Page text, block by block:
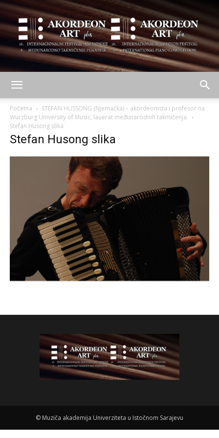
ART
plus
Početna
STEFAN HUSSONG (Njemačka) – akordeonista i profesor na
Würzburg University of Music, lauerat međunarodnih takmičenja.
Stefan Husong slika
Stefan Husong slika
© Muziča akademija Univerziteta u Istočnom Sarajevu